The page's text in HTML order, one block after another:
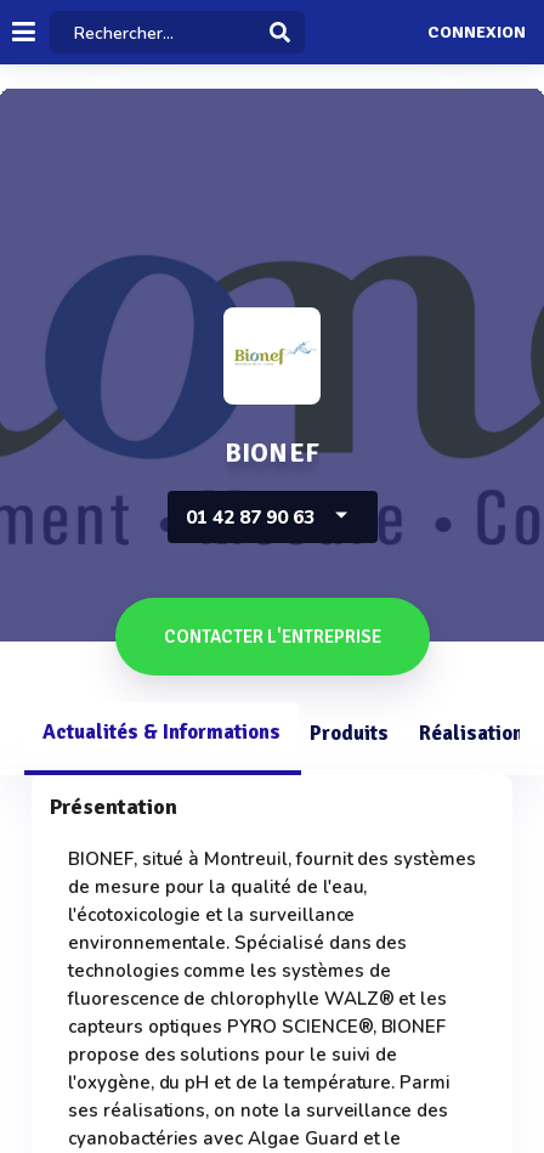
CONNEXION
BIONEF
01 42 87 90 63
CONTACTER L'ENTREPRISE
Actualités & Informations Produits Réalisations
Présentation
BIONEF, situé à Montreuil, fournit des systèmes
de mesure pour la qualité de l'eau,
l'écotoxicologie et la surveillance
environnementale. Spécialisé dans des
technologies comme les systèmes de
fluorescence de chlorophylle WALZ® et les
capteurs optiques PYRO SCIENCE®, BIONEF
propose des solutions pour le suivi de
l'oxygène, du pH et de la température. Parmi
ses réalisations, on note la surveillance des
cyanobactéries avec Algae Guard et le